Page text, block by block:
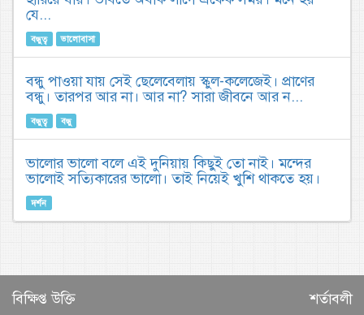
যে...
বন্ধুত্ব ভালোবাসা
বন্ধু পাওয়া যায় সেই ছেলেবেলায় স্কুল-কলেজেই। প্রাণের
বন্ধু। তারপর আর না। আর না? সারা জীবনে আর ন...
বন্ধুত্ব বন্ধু
ভালোর ভালো বলে এই দুনিয়ায় কিছুই তো নাই। মন্দের
ভালোই সত্যিকারের ভালো। তাই নিয়েই খুশি থাকতে হয়।
দর্শন
বিক্ষিপ্ত উক্তি শর্তাবলী